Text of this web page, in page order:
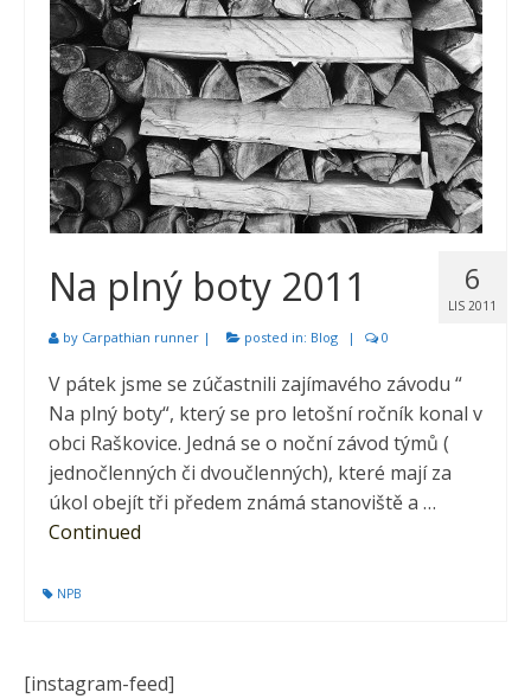
6
LIS 2011
Na plný boty 2011
by Carpathian runner | posted in: Blog | 0
V pátek jsme se zúčastnili zajímavého závodu “
Na plný boty“, který se pro letošní ročník konal v
obci Raškovice. Jedná se o noční závod týmů (
jednočlenných či dvoučlenných), které mají za
úkol obejít tři předem známá stanoviště a …
Continued
NPB
[instagram-feed]